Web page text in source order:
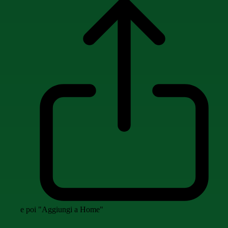
e poi "Aggiungi a Home"